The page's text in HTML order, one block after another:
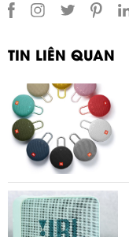
TIN LIÊN QUAN